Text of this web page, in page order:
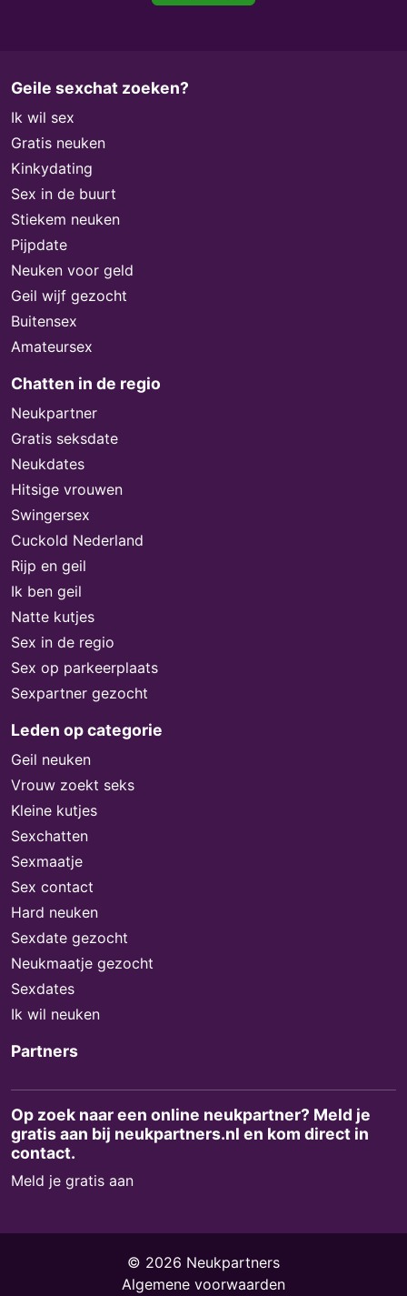
Geile sexchat zoeken?
Ik wil sex
Gratis neuken
Kinkydating
Sex in de buurt
Stiekem neuken
Pijpdate
Neuken voor geld
Geil wijf gezocht
Buitensex
Amateursex
Chatten in de regio
Neukpartner
Gratis seksdate
Neukdates
Hitsige vrouwen
Swingersex
Cuckold Nederland
Rijp en geil
Ik ben geil
Natte kutjes
Sex in de regio
Sex op parkeerplaats
Sexpartner gezocht
Leden op categorie
Geil neuken
Vrouw zoekt seks
Kleine kutjes
Sexchatten
Sexmaatje
Sex contact
Hard neuken
Sexdate gezocht
Neukmaatje gezocht
Sexdates
Ik wil neuken
Partners
Op zoek naar een online neukpartner? Meld je
gratis aan bij neukpartners.nl en kom direct in
contact.
Meld je gratis aan
© 2026 Neukpartners
Algemene voorwaarden